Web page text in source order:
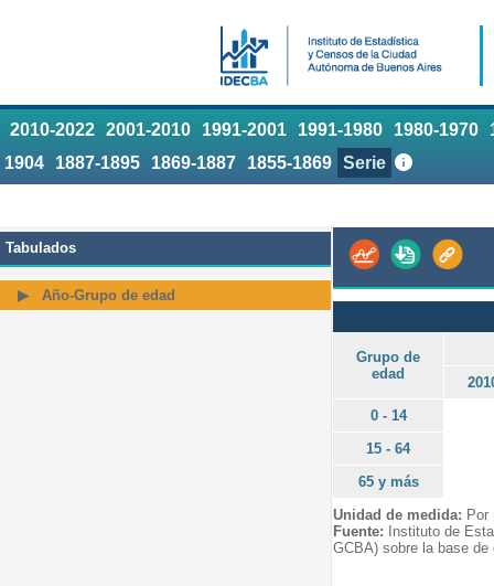
2010-2022 2001-2010 1991-2001 1991-1980 1980-1970
1904
1887-1895 1869-1887 1855-1869 Serie
Tabulados
Año-Grupo de edad
Grupo de
edad
0 - 14
15 - 64
65 y más
Unidad de medida: Por
Fuente: Instituto de
GCBA) sobre la base